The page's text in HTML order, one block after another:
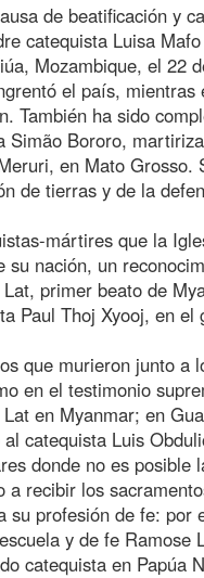
de beatificación y
catequista Luisa
Mozambique, el 22
el país,
También ha sido
Simão Bororo,
en Mato
de tierras y de la
mártires que la
su nación, un
primer beato de
Paul Thoj Xyooj, en
que murieron junto a
en el testimonio
en Myanmar; en
catequista Luis
donde no es
a recibir los
su profesión de fe:
y de fe Ramose
catequista en Papúa